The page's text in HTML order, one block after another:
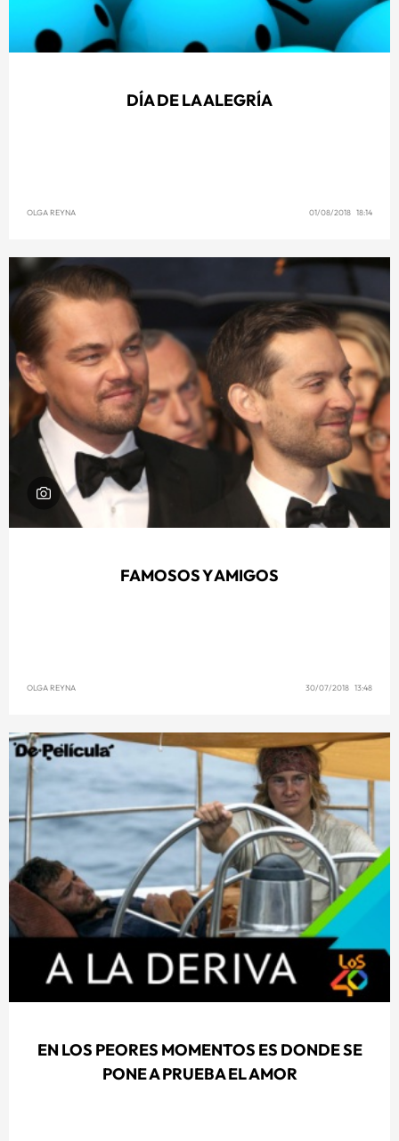
DÍA DE LA ALEGRÍA
OLGA REYNA 01/08/2018 18:14
FAMOSOS Y AMIGOS
OLGA REYNA 30/07/2018 13:48
EN LOS PEORES MOMENTOS ES DONDE SE
PONE A PRUEBA EL AMOR